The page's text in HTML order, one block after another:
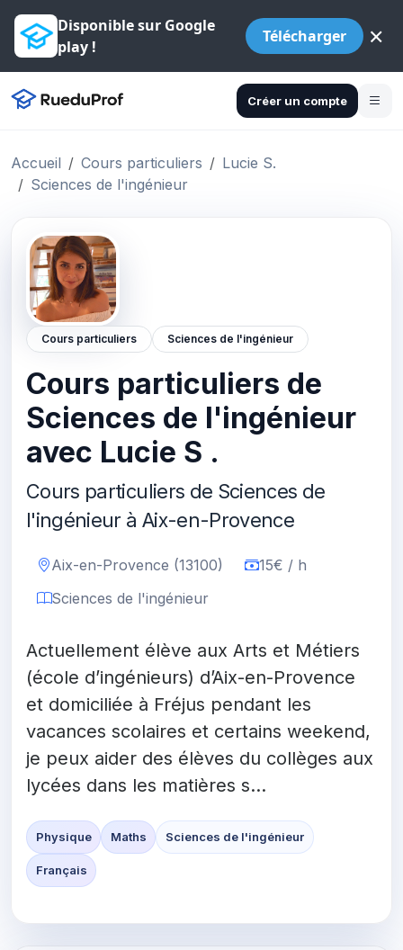
Disponible sur Google
play !
Télécharger ×
Créer un compte
Accueil Cours particuliers
Lucie S.
Sciences de l'ingénieur
Cours particuliers Sciences de l'ingénieur
Cours particuliers de
Sciences de l'ingénieur
avec Lucie S .
Cours particuliers de Sciences de
l'ingénieur à Aix-en-Provence
Aix-en-Provence (13100)
15€ / h
Sciences de l'ingénieur
Actuellement élève aux Arts et Métiers
(école d’ingénieurs) d’Aix-en-Provence
et domiciliée à Fréjus pendant les
vacances scolaires et certains weekend,
je peux aider des élèves du collèges aux
lycées dans les matières s...
Physique Maths Sciences de l'ingénieur
Français